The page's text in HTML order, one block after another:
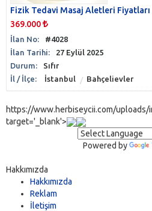
Fizik Tedavi Masaj Aletleri Fiyatları
369.000
İlan No:
#4028
İlan Tarihi:
27 Eylül 2025
Durum:
Sıfır
İl / İlçe:
İstanbul Bahçelievler
https://www.herbiseycii.com/uploads/
target='_blank'>
Powered by
Hakkımızda
Hakkımızda
Reklam
İletişim